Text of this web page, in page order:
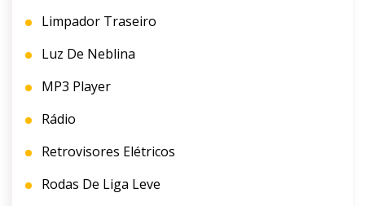
Limpador Traseiro
Luz De Neblina
MP3 Player
Rádio
Retrovisores Elétricos
Rodas De Liga Leve